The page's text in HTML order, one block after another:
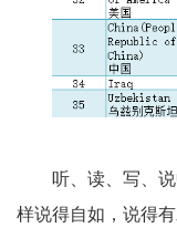
听、读、写、
样说得自如，说得